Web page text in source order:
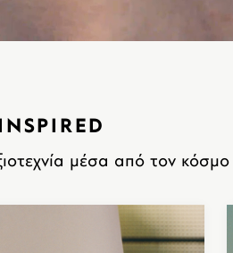
μέσα από τον